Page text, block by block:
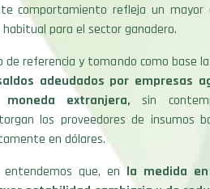
comportamiento refleja un
habitual para el sector ganadero.
de referencia y tomando como base
adeudados por empresas
extranjera, sin
los proveedores de insumos
en dólares.
que, en la medida